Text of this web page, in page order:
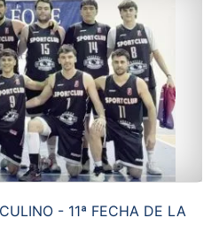
- 11ª FECHA DE LA